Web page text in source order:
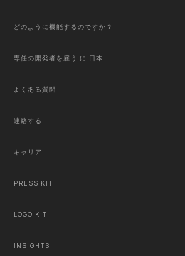
どのように機能するのですか？
専任の開発者を雇う に 日本
よくある質問
連絡する
キャリア
PRESS KIT
LOGO KIT
INSIGHTS